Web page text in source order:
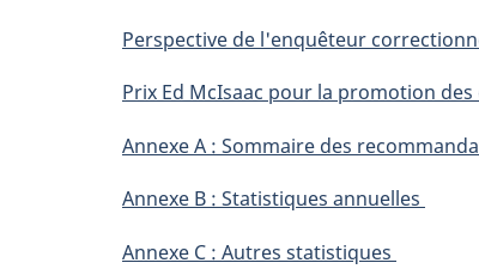
Perspective de l'enquêteur
Prix Ed McIsaac pour la promotion
Annexe A : Sommaire des
Annexe B : Statistiques annuelles
Annexe C : Autres statistiques